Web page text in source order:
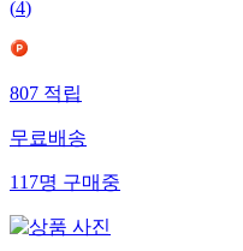
(4)
807적립
무료배송
117명구매중